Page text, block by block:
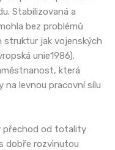
Stabilizovaná a
bez problémů
jak vojenských
unie1986).
která
na levnou pracovní sílu
přechod od totality
dobře rozvinutou